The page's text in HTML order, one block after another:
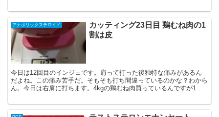
アナボリックステロイド
カッティング23日目 鶏むね肉の1
割は皮
今日は12回目のインジェです。肩って打った後独特な痛みがあるん
だよね。この痛み苦手だ。そもそも打ち間違っているのかな？わから
ん。今日は右肩に打ちます。4kgの鶏むね肉買っているんですが1割